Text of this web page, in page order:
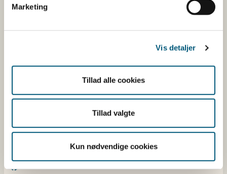
Marketing
Vis detaljer
Tillad alle cookies
Tillad valgte
Kun nødvendige cookies
EAN
Fredag: 9-12
Følg os